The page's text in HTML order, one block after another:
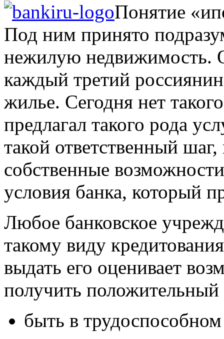
Понятие
Под ним принято
нежилую недвижимость.
каждый третий
жилье. Сегодня нет
предлагал такого рода
такой ответственный
собственные
условия банка, который
Любое банковское
такому виду
выдать его оценивает
получить положительный
быть в трудоспособном